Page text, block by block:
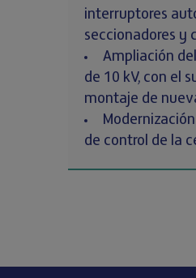
interruptores
seccionadores y
Ampliación
de 10 kV, con el
montaje de
de control de la